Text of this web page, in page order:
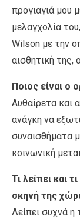
προγιαγιά μου
μελαγχολία
Wilson με την
αισθητική της,
Ποιος είναι ο
Αυθαίρετα και
ανάγκη να
συναισθήματα
κοινωνική
Τι λείπει και
σκηνή της
Λείπει συχνά η